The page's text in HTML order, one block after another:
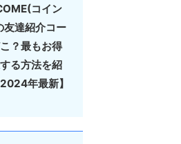
コイン
友達紹介コー
？最もお得
る方法を紹
年最新】